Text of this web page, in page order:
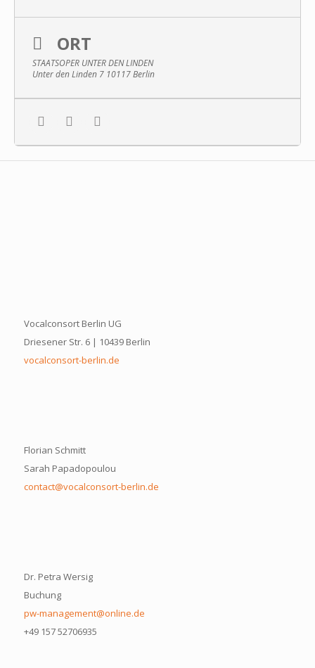
ORT
STAATSOPER UNTER DEN LINDEN
Unter den Linden 7 10117 Berlin
Vocalconsort Berlin UG
Driesener Str. 6 | 10439 Berlin
vocalconsort-berlin.de
Florian Schmitt
Sarah Papadopoulou
contact@vocalconsort-berlin.de
Dr. Petra Wersig
Buchung
pw-management@online.de
+49 157 52706935